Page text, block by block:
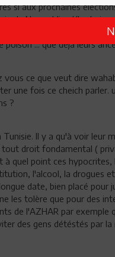
si aux prochaines
de Noureddine Khedmi
à ce à quoi il a été
... que déjà leurs
ce que veut dire
une fois ce cheich parler.
?
Il y a qu'à voir leur
droit fondamental (
à quel point ces
l'alcool, la drogues
date, bien placé pour
les tolère que pour des
de l'AZHAR par
des gens détéstés par